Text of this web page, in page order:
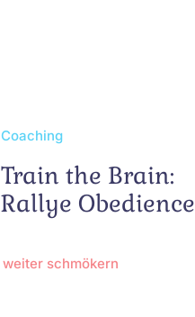
Coaching
Train the Brain:
Rallye Obedience
weiter schmökern